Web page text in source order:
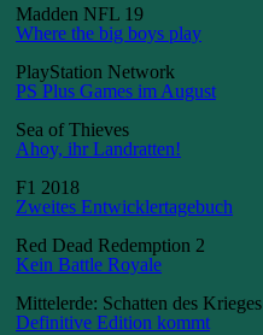
Madden NFL 19
Where the big boys play
PlayStation Network
PS Plus Games im August
Sea of Thieves
Ahoy, ihr Landratten!
F1 2018
Zweites Entwicklertagebuch
Red Dead Redemption 2
Kein Battle Royale
Mittelerde: Schatten des Krieges
Definitive Edition kommt